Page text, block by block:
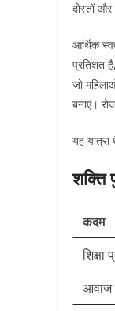
दोस्तों
आर्थिक
प्रतिशत
जो
बनाएं।
यह
शक्ति
कदम
शिक्षा
आवाज